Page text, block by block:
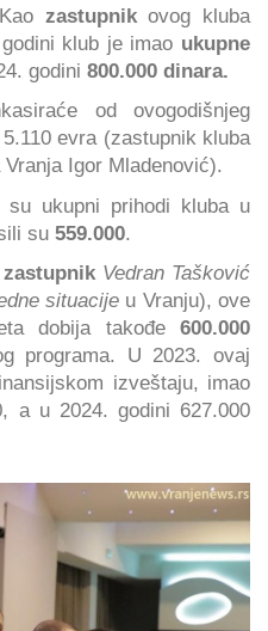
zastupnikovog kluba
klub je imao ukupne
godini 800.000 dinara.
od ovogodišnjeg
evra (zastupnik kluba
Igor Mladenović).
ukupni prihodi kluba u
su 559.000.
zastupnik Vedran Tašković
situacije u Vranju), ove
dobija takođe600.000
programa. U 2023. ovaj
izveštaju, imao
a u 2024. godini 627.000